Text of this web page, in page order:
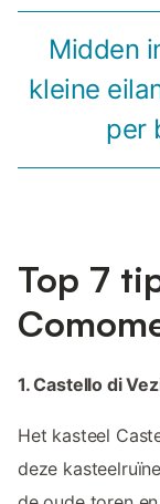
Midden
kleine
per
Top 7
1. Castello di
Het kasteel
deze